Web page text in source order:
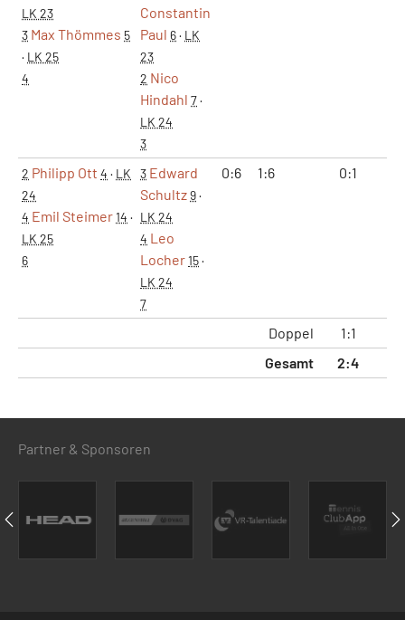
LK 23
3 Max Thömmes 5
· LK 25
4
Constantin
Paul 6· LK
23
2 Nico
Hindahl 7·
LK 24
3
2 Philipp Ott 4 · LK
24
4 Emil Steimer14 ·
LK 25
6
3 Edward
Schultz9·
LK 24
4 Leo
Locher15·
LK 24
7
0:6 1:6 0:1
Doppel 1:1
Gesamt
2:4
Partner & Sponsoren